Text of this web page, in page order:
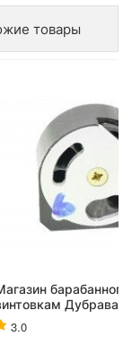
товары
барабанного
Дубрава
3.0